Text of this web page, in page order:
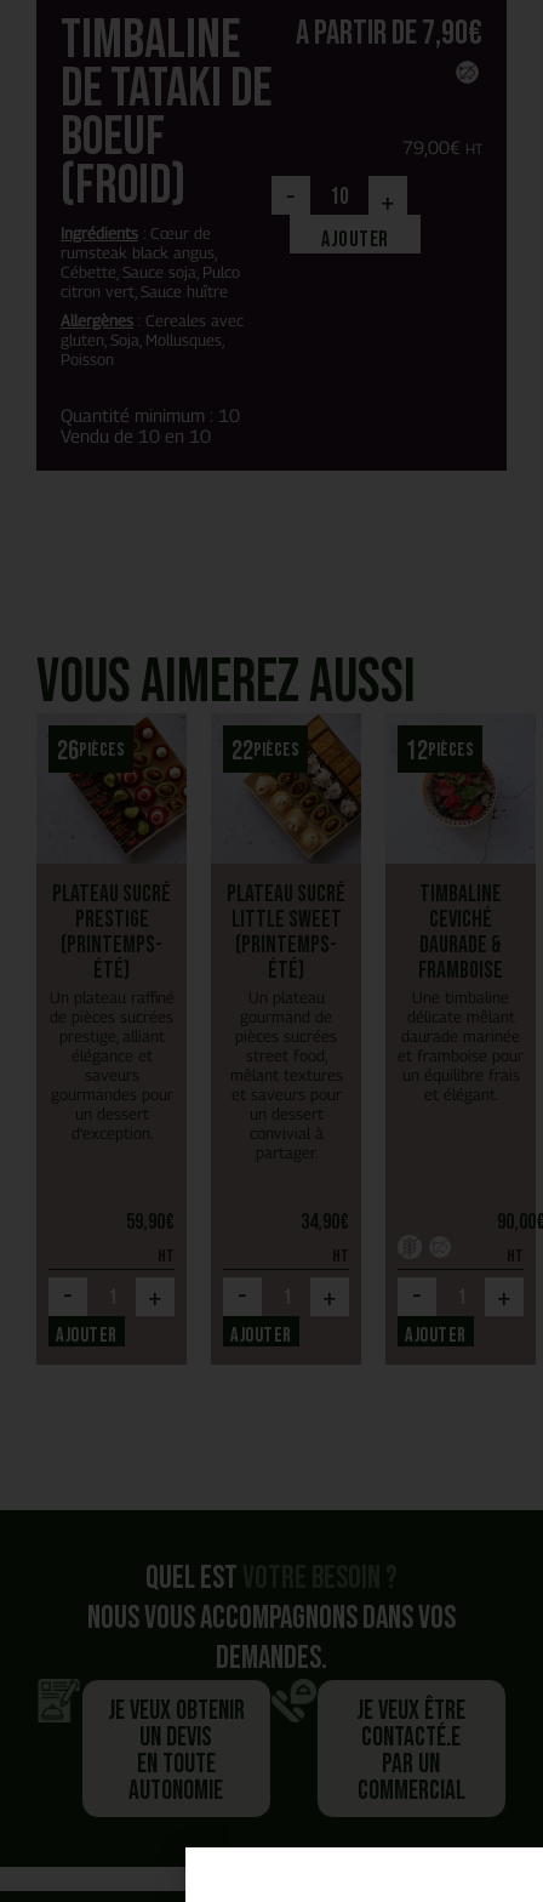
Timbaline
de tataki de
boeuf
(froid)
Ingrédients : Cœur de
rumsteak black angus,
Cébette, Sauce soja, Pulco
citron vert, Sauce huître
Allergènes : Cereales avec
gluten, Soja, Mollusques,
Poisson
Quantité minimum : 10
Vendu de 10 en 10
A partir de7,90€
79,00€ HT
- +
Ajouter
Vous aimerez aussi
26pièces
Plateau Sucré
Prestige
(Printemps-
Été)
Un plateau raffiné
de pièces sucrées
prestige, alliant
élégance et
saveurs
gourmandes pour
un dessert
d’exception.
59,90€
HT
- +
Ajouter
22pièces
Plateau Sucré
Little Sweet
(Printemps-
Été)
Un plateau
gourmand de
pièces sucrées
street food,
mêlant textures
et saveurs pour
un dessert
convivial à
partager.
34,90€
HT
- +
Ajouter
12pièces
Timbaline
Ceviché
daurade &
framboise
Une timbaline
délicate mêlant
daurade marinée
et framboise pour
un équilibre frais
et élégant.
90,00
HT
- +
Ajouter
Quel est
Nous vous accompagnons dans vos
demandes.
Je veux obtenir
un devis
en toute
autonomie
Je veux être
contacté.e
par un
commercial
Vous avez commencé un panier,
Besoin de plus d'information ?